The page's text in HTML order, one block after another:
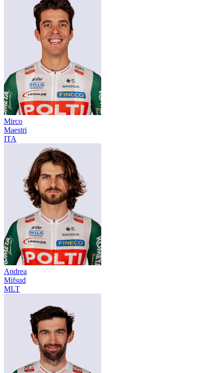
Mirco
Maestri
ITA
Andrea
Mifsud
MLT